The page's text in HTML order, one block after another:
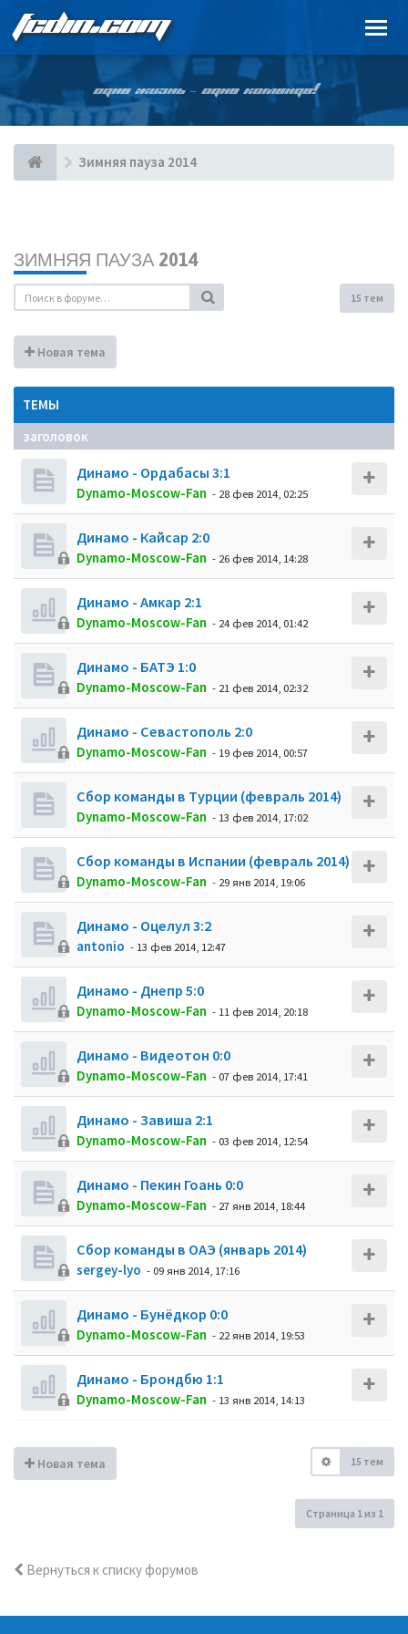
FCDIN.COM
ОДНА ЖИЗНЬ – ОДНА КОМАНДА!
Зимняя пауза 2014
ЗИМНЯЯ ПАУЗА 2014
15 тем
Новая тема
ТЕМЫ
заголовок
Динамо - Ордабасы 3:1
Dynamo-Moscow-Fan - 28 фев 2014, 02:25
Динамо - Кайсар 2:0
Dynamo-Moscow-Fan - 26 фев 2014, 14:28
Динамо - Амкар 2:1
Dynamo-Moscow-Fan - 24 фев 2014, 01:42
Динамо - БАТЭ 1:0
Dynamo-Moscow-Fan - 21 фев 2014, 02:32
Динамо - Севастополь 2:0
Dynamo-Moscow-Fan - 19 фев 2014, 00:57
Сбор команды в Турции (февраль 2014)
Dynamo-Moscow-Fan - 13 фев 2014, 17:02
Сбор команды в Испании (февраль 2014)
Dynamo-Moscow-Fan - 29 янв 2014, 19:06
Динамо - Оцелул 3:2
antonio - 13 фев 2014, 12:47
Динамо - Днепр 5:0
Dynamo-Moscow-Fan - 11 фев 2014, 20:18
Динамо - Видеотон 0:0
Dynamo-Moscow-Fan - 07 фев 2014, 17:41
Динамо - Завиша 2:1
Dynamo-Moscow-Fan - 03 фев 2014, 12:54
Динамо - Пекин Гоань 0:0
Dynamo-Moscow-Fan - 27 янв 2014, 18:44
Сбор команды в ОАЭ (январь 2014)
sergey-lyo - 09 янв 2014, 17:16
Динамо - Бунёдкор 0:0
Dynamo-Moscow-Fan - 22 янв 2014, 19:53
Динамо - Брондбю 1:1
Dynamo-Moscow-Fan - 13 янв 2014, 14:13
Новая тема 15 тем
Страница 1из 1
Вернуться к списку форумов